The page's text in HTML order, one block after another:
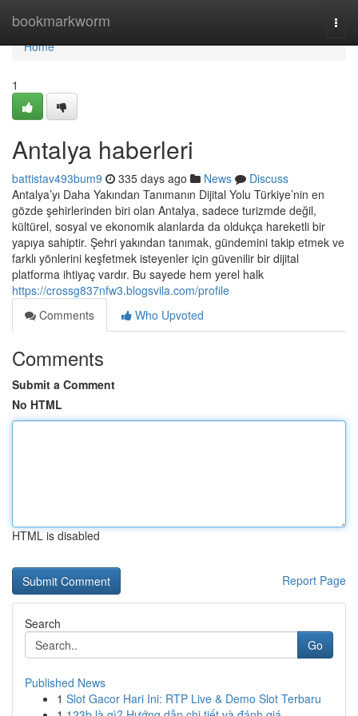
bookmarkworm
Home
Home
1
Antalya haberleri
battistav493bum9 335 days ago News
Discuss
Antalya’yı Daha Yakından Tanımanın Dijital Yolu Türkiye’nin en
gözde şehirlerinden biri olan Antalya, sadece turizmde değil,
kültürel, sosyal ve ekonomik alanlarda da oldukça hareketli bir
yapıya sahiptir. Şehri yakından tanımak, gündemini takip etmek ve
farklı yönlerini keşfetmek isteyenler için güvenilir bir dijital
platforma ihtiyaç vardır. Bu sayede hem yerel halk
https://crossg837nfw3.blogsvila.com/profile
Comments
Who Upvoted
Comments
Submit a Comment
No HTML
HTML is disabled
Report Page
Search
Go
Published News
1 Slot Gacor Hari Ini: RTP Live & Demo Slot Terbaru